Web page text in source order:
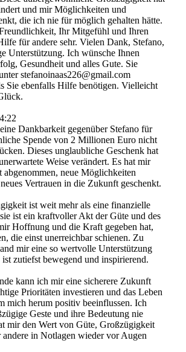
und mir Möglichkeiten und
die ich nie für möglich gehalten hätte.
Ihr Mitgefühl und Ihren
für andere sehr. Vielen Dank, Stefano,
Unterstützung. Ich wünsche Ihnen
Gesundheit und alles Gute. Sie
stefanoinaas226@­gmail.­com
Sie ebenfalls Hilfe benötigen. Vielleicht
Dankbarkeit gegenüber Stefano für
Spende von 2 Millionen Euro nicht
Dieses unglaubliche Geschenk hat
Weise verändert. Es hat mir
abgenommen, neue Möglichkeiten
Vertrauen in die Zukunft geschenkt.
ist weit mehr als eine finanzielle
ist ein kraftvoller Akt der Güte und des
Hoffnung und die Kraft gegeben hat,
die einst unerreichbar schienen. Zu
mir eine so wertvolle Unterstützung
zutiefst bewegend und inspirierend.
kann ich mir eine sicherere Zukunft
Prioritäten investieren und das Leben
mich herum positiv beeinflussen. Ich
Geste und ihre Bedeutung nie
mir den Wert von Güte, Großzügigkeit
in Notlagen wieder vor Augen